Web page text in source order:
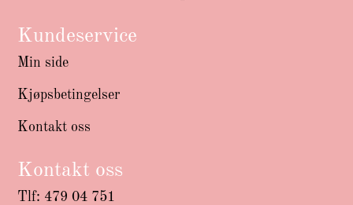
Kundeservice
Min side
Kjøpsbetingelser
Kontakt oss
Kontakt oss
Tlf: 479 04 751